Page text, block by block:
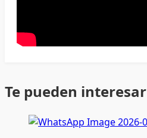
Te pueden interesar